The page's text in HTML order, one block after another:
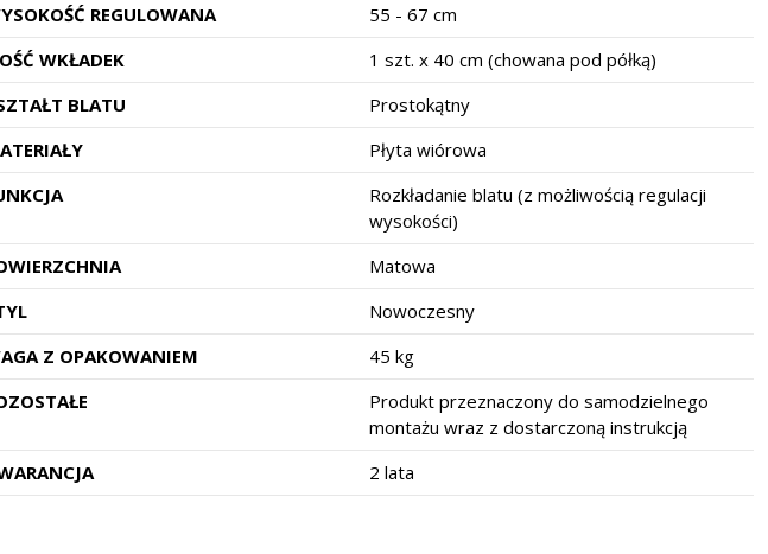
REGULOWANA
55 - 67 cm
WKŁADEK
1 szt. x 40 cm (chowana pod półką)
BLATU
Prostokątny
Płyta wiórowa
Rozkładanie blatu (z możliwością regulacji
wysokości)
Matowa
Nowoczesny
Z OPAKOWANIEM
45 kg
Produkt przeznaczony do samodzielnego
montażu wraz z dostarczoną instrukcją
2 lata